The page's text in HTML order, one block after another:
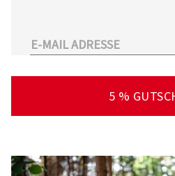
großen Anzahl an
finden –
5 %